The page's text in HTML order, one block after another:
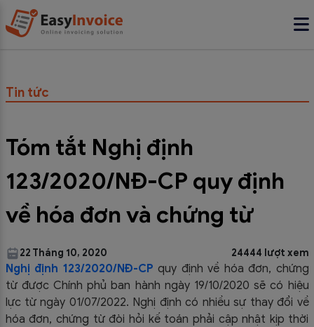
Tin tức
Tóm tắt Nghị định
123/2020/NĐ-CP quy định
về hóa đơn và chứng từ
22 Tháng 10, 2020 24444 lượt xem
Nghị định 123/2020/NĐ-CP quy định về hóa đơn, chứng
từ được Chính phủ ban hành ngày 19/10/2020 sẽ có hiệu
lực từ ngày 01/07/2022. Nghị định có nhiều sự thay đổi về
hóa đơn, chứng từ đòi hỏi kế toán phải cập nhật kịp thời